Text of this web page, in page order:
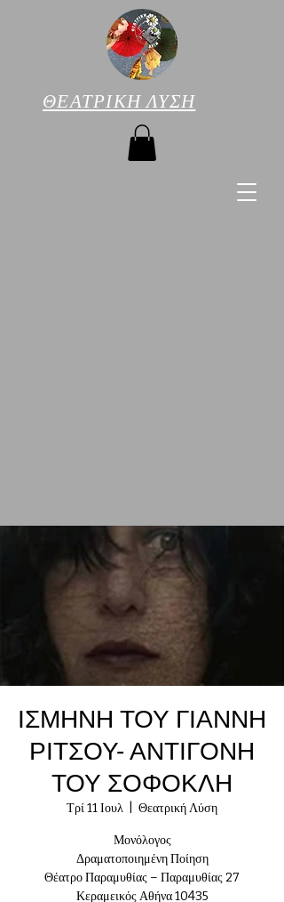
ΘΕΑΤΡΙΚΗ ΛΥΣΗ
ΙΣΜΗΝΗ ΤΟΥ ΓΙΑΝΝΗ
ΡΙΤΣΟΥ- ΑΝΤΙΓΟΝΗ
ΤΟΥ ΣΟΦΟΚΛΗ
Τρί 11 Ιουλ Θεατρική Λύση
Μονόλογος
Δραματοποιημένη Ποίηση
Θέατρο Παραμυθίας – Παραμυθίας 27
Κεραμεικός Αθήνα 10435